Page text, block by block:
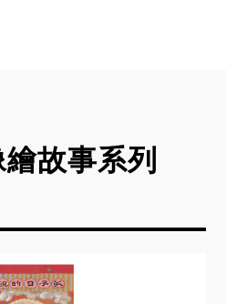
內容為準。
館「親子日」，凡親子同
空間 A 場次（10:30–
故事系列